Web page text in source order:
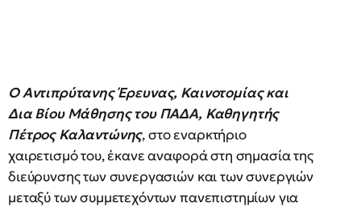
Ο Αντιπρύτανης Έρευνας, Καινοτομίας και
Δια Βίου Μάθησης του ΠΑΔΑ, Καθηγητής
Πέτρος Καλαντώνης, στο εναρκτήριο
χαιρετισμό του, έκανε αναφορά στη σημασία της
διεύρυνσης των συνεργασιών και των συνεργιών
μεταξύ των συμμετεχόντων πανεπιστημίων για